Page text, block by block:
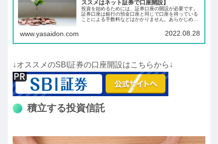
ススメはネット証券で口座開設】
投資を始めるためには、証券口座の開設が必要です。
証券口座は銀行の預金口座と同じで口座を持っている
ことによる手数料などはかかりません。あらかじめ証
www.yasaidon.com 2022.08.28
↓オススメのSBI証券の口座開設はこちらから↓
積立する投資信託